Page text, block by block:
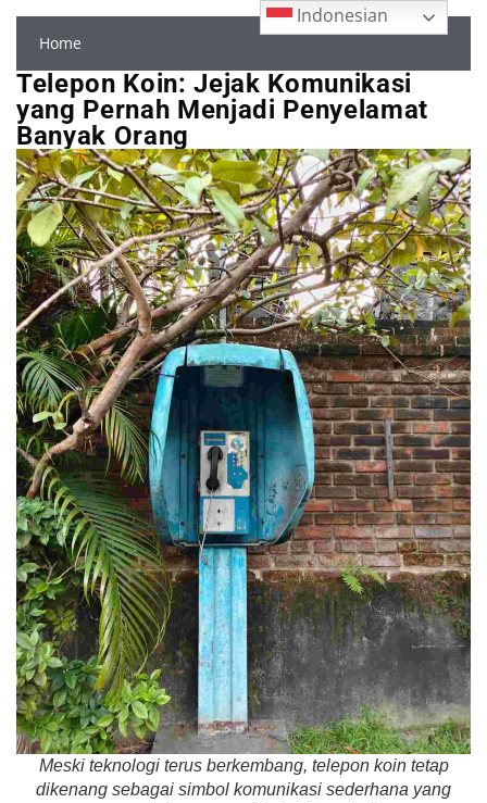
Home
Telepon Koin: Jejak Komunikasi
yang Pernah Menjadi Penyelamat
Banyak Orang
Meski teknologi terus berkembang, telepon koin tetap
dikenang sebagai simbol komunikasi sederhana yang
Indonesian